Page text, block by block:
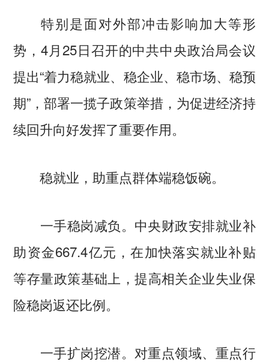
特别是面对外部冲击影响加大等形
势，4月25日召开的中共中央政治局会议
提出“着力稳就业、稳企业、稳市场、稳预
期”，部署一揽子政策举措，为促进经济持
续回升向好发挥了重要作用。
稳就业，助重点群体端稳饭碗。
一手稳岗减负。中央财政安排就业补
助资金667.4亿元，在加快落实就业补贴
等存量政策基础上，提高相关企业失业保
险稳岗返还比例。
一手扩岗挖潜。对重点领域、重点行